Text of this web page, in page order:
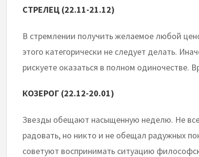
СТРЕЛЕЦ (22.11-21.12)
В стремлении получить желаемое любой
этого категорически не следует делать.
рискуете оказаться в полном одиночестве.
КОЗЕРОГ (22.12-20.01)
Звезды обещают насыщенную неделю. Не
радовать, но никто и не обещал радужных
советуют воспринимать ситуацию